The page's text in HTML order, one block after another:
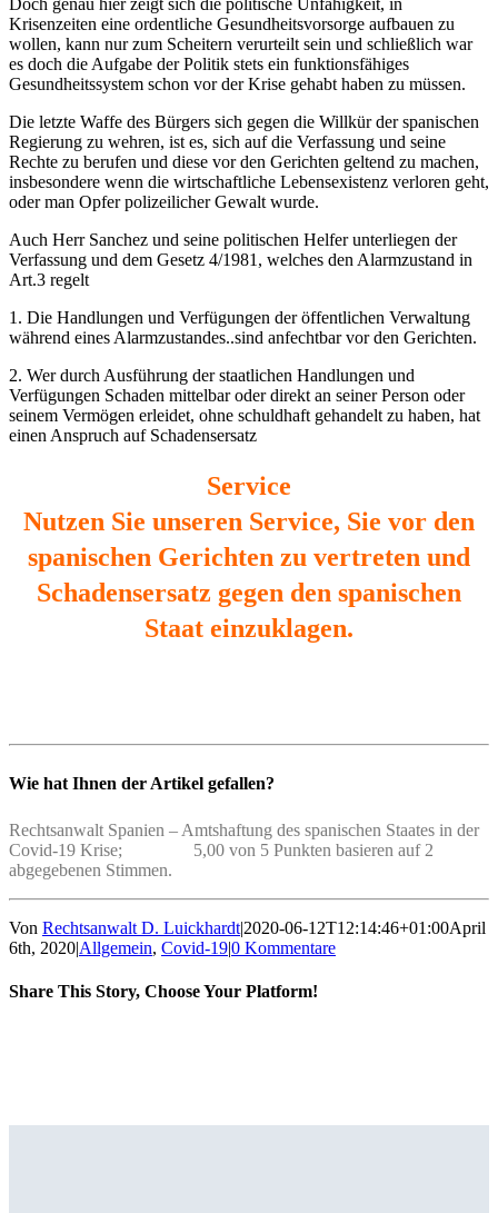
Doch genau hier zeigt sich die politische Unfähigkeit, in
Krisenzeiten eine ordentliche Gesundheitsvorsorge aufbauen zu
wollen, kann nur zum Scheitern verurteilt sein und schließlich war
es doch die Aufgabe der Politik stets ein funktionsfähiges
Gesundheitssystem schon vor der Krise gehabt haben zu müssen.
Die letzte Waffe des Bürgers sich gegen die Willkür der spanischen
Regierung zu wehren, ist es, sich auf die Verfassung und seine
Rechte zu berufen und diese vor den Gerichten geltend zu machen,
insbesondere wenn die wirtschaftliche Lebensexistenz verloren geht,
oder man Opfer polizeilicher Gewalt wurde.
Auch Herr Sanchez und seine politischen Helfer unterliegen der
Verfassung und dem Gesetz 4/1981, welches den Alarmzustand in
Art.3 regelt
1. Die Handlungen und Verfügungen der öffentlichen Verwaltung
während eines Alarmzustandes..sind anfechtbar vor den Gerichten.
2. Wer durch Ausführung der staatlichen Handlungen und
Verfügungen Schaden mittelbar oder direkt an seiner Person oder
seinem Vermögen erleidet, ohne schuldhaft gehandelt zu haben, hat
einen Anspruch auf Schadensersatz
Service
Nutzen Sie unseren Service, Sie vor den
spanischen Gerichten zu vertreten und
Schadensersatz gegen den spanischen
Staat einzuklagen.
Wie hat Ihnen der Artikel gefallen?
Rechtsanwalt Spanien – Amtshaftung des spanischen Staates in der
Covid-19 Krise;
5,00 von 5 Punkten basieren auf 2
abgegebenen Stimmen.
Von Rechtsanwalt D. Luickhardt|2020-06-12T12:14:46+01:00April
6th, 2020|Allgemein, Covid-19|0 Kommentare
Share This Story, Choose Your Platform!